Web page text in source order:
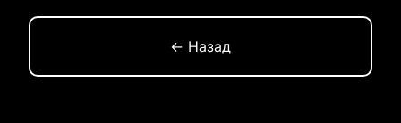
← Назад